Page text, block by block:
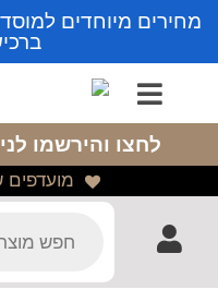
מחירים מיוחדים
לחצו והירשמו
מועדפים